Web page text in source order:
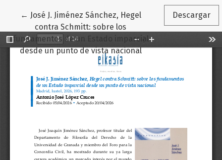
← Volver a los detalles del artículo
José J. Jiménez Sánchez, Hegel
contra Schmitt: sobre los
fundamentos de un Estado imparcial
desde un punto de vista nacional
Descargar